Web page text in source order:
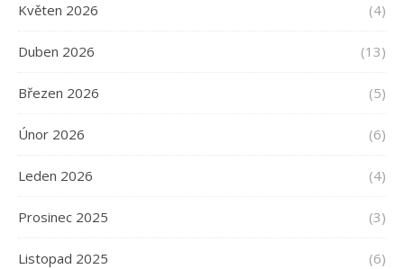
Květen 2026 (4)
Duben 2026 (13)
Březen 2026 (5)
Únor 2026 (6)
Leden 2026 (4)
Prosinec 2025 (3)
Listopad 2025 (6)